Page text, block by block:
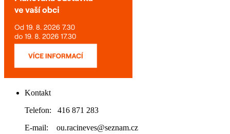
Kontakt
Telefon: 416 871 283
E-mail: ou.racineves@seznam.cz